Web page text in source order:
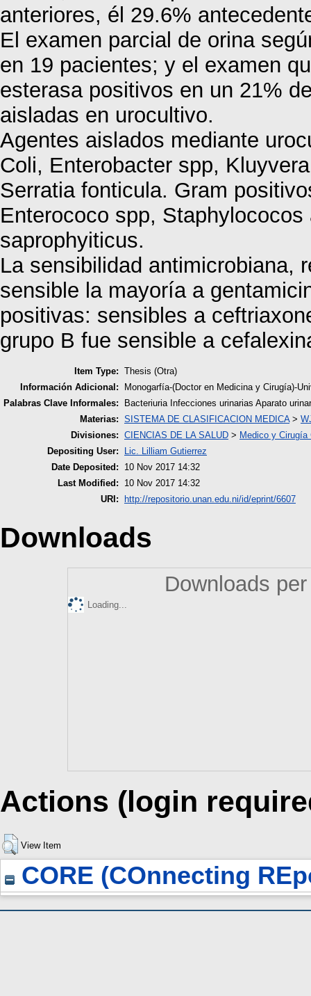
anteriores, él 29.6%
El examen parcial de orina
en 19 pacientes; y el examen
esterasa positivos en un 21%
aisladas en urocultivo.
Agentes aislados mediante
Coli, Enterobacter spp,
Serratia fonticula. Gram
Enterococo spp,
saprophyiticus.
La sensibilidad antimicrobiana,
sensible la mayoría a
positivas: sensibles a
grupo B fue sensible a
Item Type: Thesis (Otra)
Información Adicional:
Monogarfía-(Doctor en Medicina y Cirugía)-
Palabras Clave Informales:
Bacteriuria Infecciones urinarias Aparato
Materias: SISTEMA DE CLASIFICACION MEDICA>
Divisiones: CIENCIAS DE LA SALUD > Medico y Cirugía
Depositing User:
Lic. Lilliam Gutierrez
Date Deposited:
10 Nov 2017 14:32
Last Modified:
10 Nov 2017 14:32
URI:
http://repositorio.unan.edu.ni/id/eprint/6607
Downloads
Downloads
Loading...
Actions (login
View Item
CORE (COnnecting